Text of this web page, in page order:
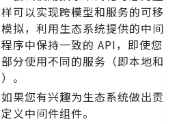
可以实现跨模型和服务的可移
拟，利用生态系统提供的中间
序中保持一致的 API，即使您
分使用不同的服务（即本地和
。
果您有兴趣为生态系统做出贡
义中间件组件。